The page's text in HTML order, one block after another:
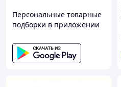
Персональные товарные
подборки в приложении